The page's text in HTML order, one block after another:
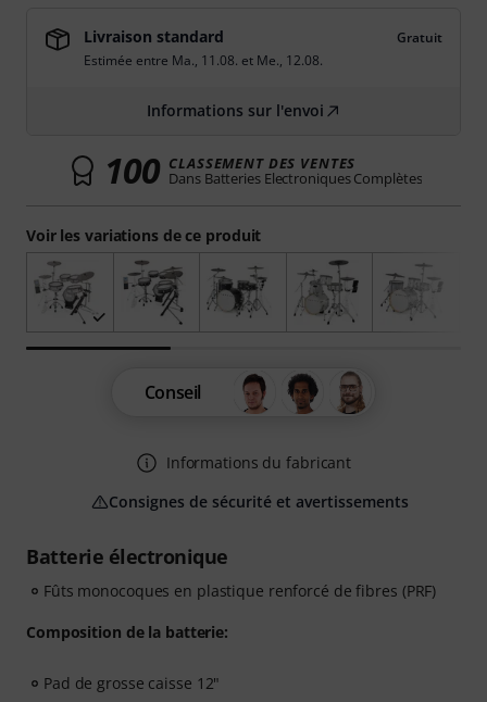
Batterie électronique
Fûts monocoques en plastique renforcé de fibres (PRF)
Composition de la batterie:
Pad de grosse caisse 12"
Voir les variations de ce produit
Livraison standard
Gratuit
Estimée entre Ma., 11.08. et Me., 12.08.
Informations sur l'envoi
100 CLASSEMENT DES VENTES
Dans Batteries Electroniques Complètes
Conseil
Informations du fabricant
Consignes de sécurité et avertissements